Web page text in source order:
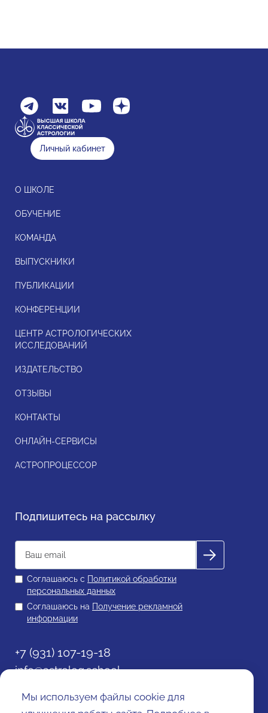
Мы используем файлы cookie для
Личный кабинет
О ШКОЛЕ
ОБУЧЕНИЕ
КОМАНДА
ВЫПУСКНИКИ
ПУБЛИКАЦИИ
КОНФЕРЕНЦИИ
ЦЕНТР АСТРОЛОГИЧЕСКИХ
ИССЛЕДОВАНИЙ
ИЗДАТЕЛЬСТВО
ОТЗЫВЫ
КОНТАКТЫ
ОНЛАЙН-СЕРВИСЫ
АСТРОПРОЦЕССОР
Подпишитесь на рассылку
Соглашаюсь с Политикой обработки
персональных данных
Соглашаюсь на Получение рекламной
информации
+7 (931) 107-19-18
info@astrolog.school
Согласие на получение рекламной информации